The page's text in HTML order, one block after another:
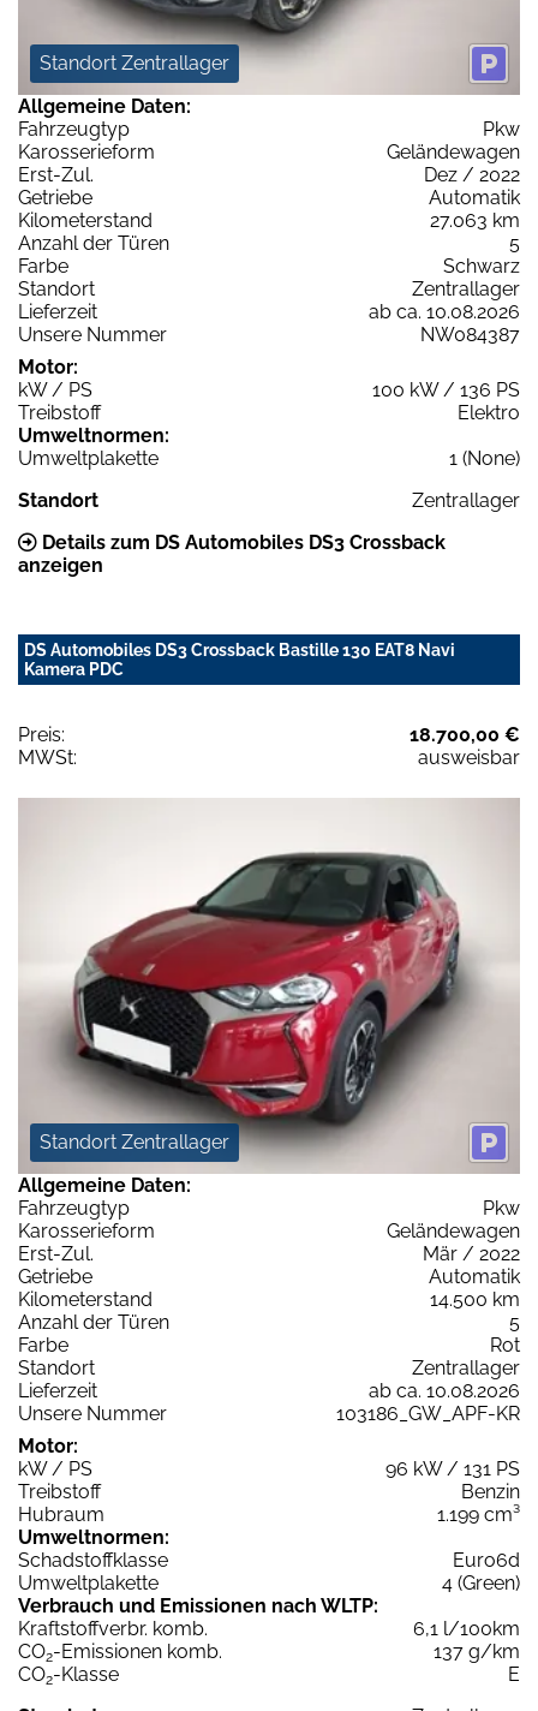
Standort Zentrallager
Allgemeine Daten:
Fahrzeugtyp
Pkw
Karosserieform
Geländewagen
Erst-Zul.
Dez / 2022
Getriebe
Automatik
Kilometerstand
27.063 km
Anzahl der Türen
5
Farbe
Schwarz
Standort
Zentrallager
Lieferzeit
ab ca. 10.08.2026
Unsere Nummer
NW084387
Motor:
kW / PS
100 kW / 136 PS
Treibstoff
Elektro
Umweltnormen:
Umweltplakette
1 (None)
Standort
Zentrallager
Details zum DS Automobiles DS3 Crossback
anzeigen
DS Automobiles DS3 Crossback Bastille 130 EAT8 Navi
Kamera PDC
Preis:
18.700,00 €
MWSt:
ausweisbar
Standort Zentrallager
Allgemeine Daten:
Fahrzeugtyp
Pkw
Karosserieform
Geländewagen
Erst-Zul.
Mär / 2022
Getriebe
Automatik
Kilometerstand
14.500 km
Anzahl der Türen
5
Farbe
Rot
Standort
Zentrallager
Lieferzeit
ab ca. 10.08.2026
Unsere Nummer
103186_GW_APF-KR
Motor:
kW / PS
96 kW / 131 PS
Treibstoff
Benzin
Hubraum
1.199 cm³
Umweltnormen:
Schadstoffklasse
Euro6d
Umweltplakette
4 (Green)
Verbrauch und Emissionen nach WLTP:
Kraftstoffverbr. komb.
6,1 l/100km
CO2-Emissionen komb.
137 g/km
CO2-Klasse
E